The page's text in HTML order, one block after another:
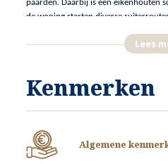
paarden. Daarbij is een eikenhouten
de woning starten diverse
Naast de hoofdwoning beschikt het
Voor wie extra ruimte zoekt, is er een
Een plek waar ruimte en vrijheid
De woonkamer met openslaande
Lees
Kenmerken
Algemene